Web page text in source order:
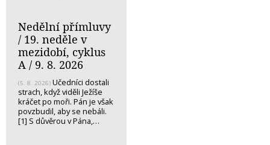
Nedělní přímluvy
/ 19. neděle v
mezidobí, cyklus
A / 9. 8. 2026
(5. 8. 2026) Učedníci dostali
strach, když viděli Ježíše
kráčet po moři. Pán je však
povzbudil, aby se nebáli.
[1] S důvěrou v Pána,…